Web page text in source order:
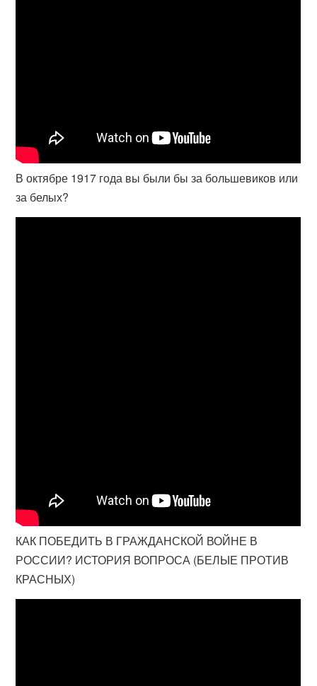
В октябре 1917 года вы были бы за большевиков или
за белых?
КАК ПОБЕДИТЬ В ГРАЖДАНСКОЙ ВОЙНЕ В
РОССИИ? ИСТОРИЯ ВОПРОСА (БЕЛЫЕ ПРОТИВ
КРАСНЫХ)